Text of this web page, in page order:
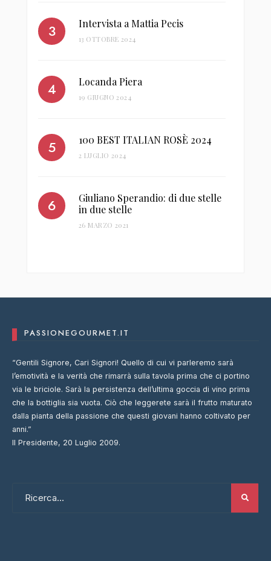
Intervista a Mattia Pecis
13 OTTOBRE 2024
Locanda Piera
19 GIUGNO 2024
100 BEST ITALIAN ROSÈ 2024
2 LUGLIO 2024
Giuliano Sperandio: di due stelle
in due stelle
26 MARZO 2021
PASSIONEGOURMET.IT
“Gentili Signore, Cari Signori! Quello di cui vi parleremo sarà
l’emotività e la verità che rimarrà sulla tavola prima che ci portino
via le briciole. Sarà la persistenza dell’ultima goccia di vino prima
che la bottiglia sia vuota. Ciò che leggerete sarà il frutto maturato
dalla pianta della passione che questi giovani hanno coltivato per
anni.”
Il Presidente, 20 Luglio 2009.